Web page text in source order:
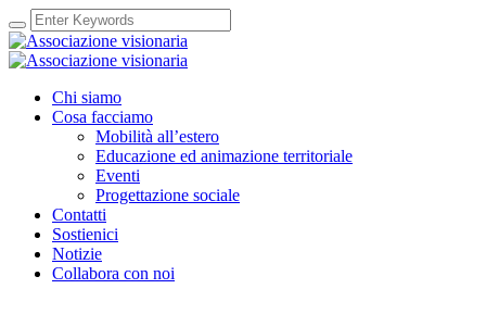
Chi siamo
Cosa facciamo
Mobilità all’estero
Educazione ed animazione territoriale
Eventi
Progettazione sociale
Contatti
Sostienici
Notizie
Collabora con noi